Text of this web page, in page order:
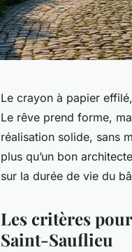
Le crayon à papier
Le rêve prend forme,
réalisation solide, sans
plus qu’un bon
sur la durée de vie du
Les critères
Saint-Sauflieu